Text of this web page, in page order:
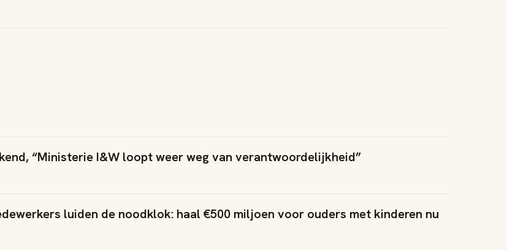
“Ministerie I&W loopt weer weg van verantwoordelijkheid”
luiden de noodklok: haal €500 miljoen voor ouders met kinderen nu